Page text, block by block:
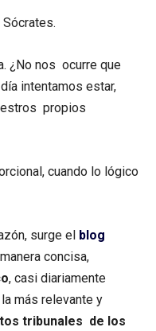
¿No nos ocurre que
intentamos estar,
propios
cuando lo lógico
surge el blog
concisa,
, casi diariamente
más relevante y
tribunales de los